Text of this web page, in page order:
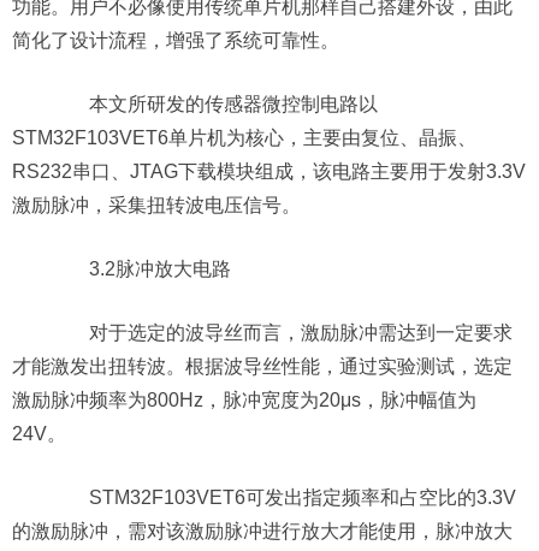
功能。用户不必像使用传统单片机那样自己搭建外设，由此
简化了设计流程，增强了系统可靠性。
本文所研发的传感器微控制电路以
STM32F103VET6单片机为核心，主要由复位、晶振、
RS232串口、JTAG下载模块组成，该电路主要用于发射3.3V
激励脉冲，采集扭转波电压信号。
3.2脉冲放大电路
对于选定的波导丝而言，激励脉冲需达到一定要求
才能激发出扭转波。根据波导丝性能，通过实验测试，选定
激励脉冲频率为800Hz，脉冲宽度为20μs，脉冲幅值为
24V。
STM32F103VET6可发出指定频率和占空比的3.3V
的激励脉冲，需对该激励脉冲进行放大才能使用，脉冲放大